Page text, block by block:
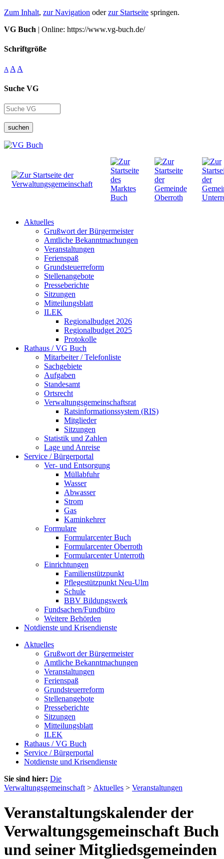
Zum Inhalt, zur Navigation oderzur Startseite springen.
VG Buch | Online: https://www.vg-buch.de/
Schriftgröße
A A A
Suche VG
suchen
Aktuelles
Grußwort der Bürgermeister
Amtliche Bekanntmachungen
Veranstaltungen
Ferienspaß
Grundsteuerreform
Stellenangebote
Presseberichte
Sitzungen
Mitteilungsblatt
ILEK
Regionalbudget 2026
Regionalbudget 2025
Protokolle
Rathaus / VG Buch
Mitarbeiter / Telefonliste
Sachgebiete
Aufgaben
Standesamt
Ortsrecht
Verwaltungsgemeinschaftsrat
Ratsinformationssystem (RIS)
Mitglieder
Sitzungen
Statistik und Zahlen
Lage und Anreise
Service / Bürgerportal
Ver- und Entsorgung
Müllabfuhr
Wasser
Abwasser
Strom
Gas
Kaminkehrer
Formulare
Formularcenter Buch
Formularcenter Oberroth
Formularcenter Unterroth
Einrichtungen
Familienstützpunkt
Pflegestützpunkt Neu-Ulm
Schule
BBV Bildungswerk
Fundsachen/Fundbüro
Weitere Behörden
Notdienste und Krisendienste
Aktuelles
Grußwort der Bürgermeister
Amtliche Bekanntmachungen
Veranstaltungen
Ferienspaß
Grundsteuerreform
Stellenangebote
Presseberichte
Sitzungen
Mitteilungsblatt
ILEK
Rathaus / VG Buch
Service / Bürgerportal
Notdienste und Krisendienste
Sie sind hier: Die
Verwaltungsgemeinschaft > Aktuelles > Veranstaltungen
Veranstaltungskalender der
Verwaltungsgemeinschaft Buch
und seiner Mitgliedsgemeinden